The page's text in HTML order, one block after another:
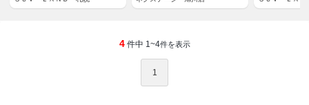
4 件中 1~4件を表示
1